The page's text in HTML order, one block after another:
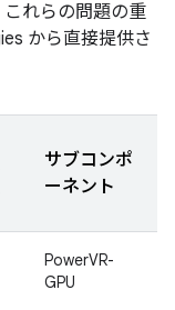
れらの問題の重
から直接提供さ
サブコンポ
ーネント
PowerVR-
GPU